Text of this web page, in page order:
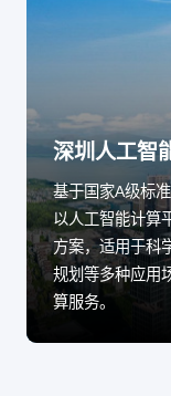
深圳人工智
基于国家A级标
以人工智能计算
方案，适用于科
规划等多种应用
算服务。